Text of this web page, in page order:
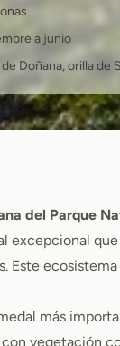
a junio
Doñana, orilla de
del Parque
excepcional
Este
más
vegetación